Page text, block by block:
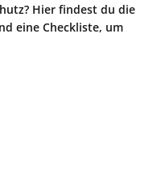
Hier findest du die
eine Checkliste, um